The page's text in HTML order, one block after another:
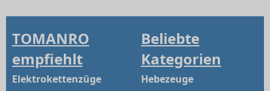
TOMANRO
empfiehlt
Elektrokettenzüge
Beliebte
Kategorien
Hebezeuge